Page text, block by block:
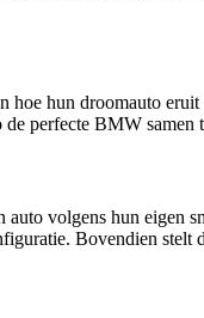
hun droomauto
perfecte BMW samen
volgens hun eigen
Bovendien stelt